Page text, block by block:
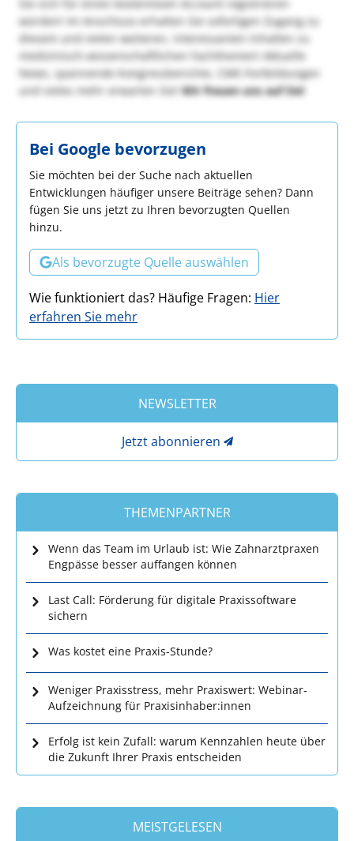
Sie sich für einen kostenlosen Account registrieren
würden! Im Anschluss erhalten Sie sofortigen Zugang zu
diesem und vielen weiteren, interessanten Inhalten zu
medizinisch-wissenschaftlichen Fachthemen! Aktuelle
News, spannende Kongressberichte, CME-Fortbildungen
und vieles mehr erwarten Sie!Wir freuen uns auf Sie!
Bei Google bevorzugen
Sie möchten bei der Suche nach aktuellen
Entwicklungen häufiger unsere Beiträge sehen? Dann
fügen Sie uns jetzt zu Ihren bevorzugten Quellen
hinzu.
Als bevorzugte Quelle auswählen
Wie funktioniert das? Häufige Fragen: Hier
erfahren Sie mehr
NEWSLETTER
Jetzt abonnieren
THEMENPARTNER
Wenn das Team im Urlaub ist: Wie Zahnarztpraxen
Engpässe besser auffangen können
Last Call: Förderung für digitale Praxissoftware
sichern
Was kostet eine Praxis-Stunde?
Weniger Praxisstress, mehr Praxiswert: Webinar-
Aufzeichnung für Praxisinhaber:innen
Erfolg ist kein Zufall: warum Kennzahlen heute über
die Zukunft Ihrer Praxis entscheiden
MEISTGELESEN